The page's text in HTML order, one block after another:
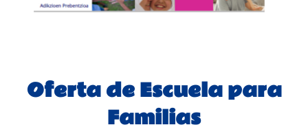
Oferta de Escuela para
Familias